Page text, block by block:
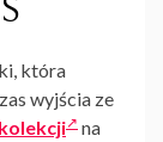
która
wyjścia ze
na